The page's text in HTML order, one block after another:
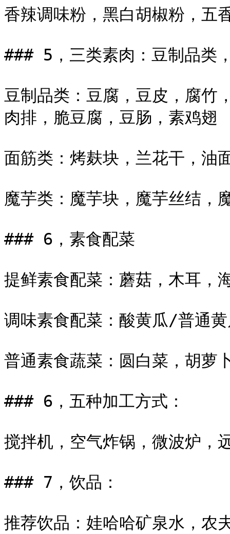
香辣调味粉，黑白胡椒粉，五
### 5，三类素肉：豆制品类
豆制品类：豆腐，豆皮，腐竹
肉排，脆豆腐，豆肠，素鸡翅
面筋类：烤麸块，兰花干，油
魔芋类：魔芋块，魔芋丝结，
### 6，素食配菜
提鲜素食配菜：蘑菇，木耳，
调味素食配菜：酸黄瓜/普通
普通素食蔬菜：圆白菜，胡萝
### 6，五种加工方式：
搅拌机，空气炸锅，微波炉，
### 7，饮品：
推荐饮品：娃哈哈矿泉水，农